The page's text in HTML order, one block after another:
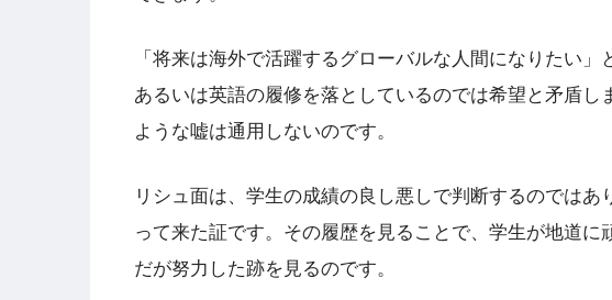
「将来は海外で活躍するグローバルな人間になりたい
あるいは英語の履修を落としているのでは希望と矛盾
ような嘘は通用しないのです。
リシュ面は、学生の成績の良し悪しで判断するのでは
って来た証です。その履歴を見ることで、学生が地道
だが努力した跡を見るのです。